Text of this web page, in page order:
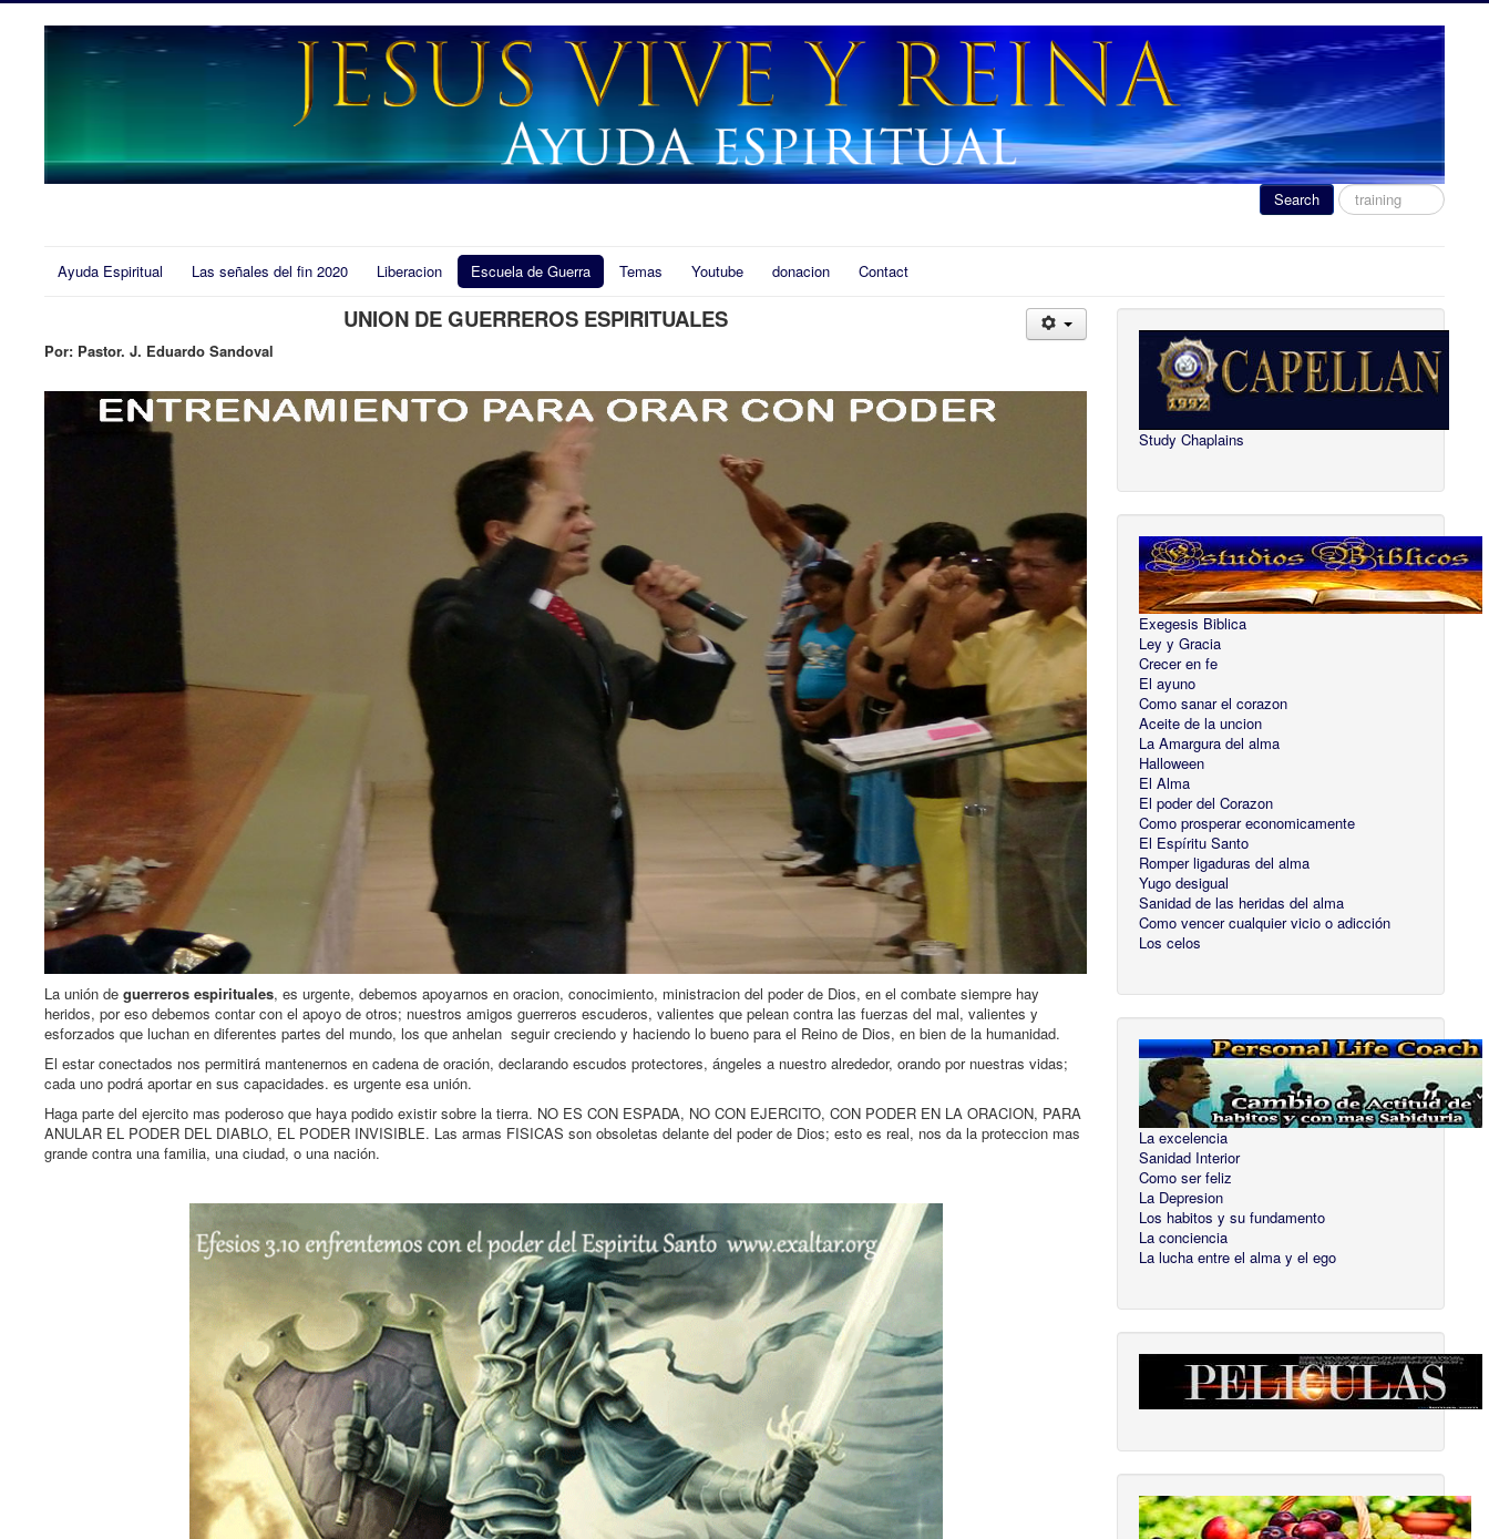
Search
Search
...
Ayuda Espiritual Las señales del fin 2020 Liberacion Escuela de Guerra Temas Youtube donacion Contact
UNION DE GUERREROS ESPIRITUALES
Por: Pastor. J. Eduardo Sandoval
La unión de guerreros espirituales, es urgente, debemos apoyarnos en oracion, conocimiento, ministracion del poder de Dios, en el combate siempre hay
heridos, por eso debemos contar con el apoyo de otros; nuestros amigos guerreros escuderos, valientes que pelean contra las fuerzas del mal, valientes y
esforzados que luchan en diferentes partes del mundo, los que anhelan seguir creciendo y haciendo lo bueno para el Reino de Dios, en bien de la humanidad.
El estar conectados nos permitirá mantenernos en cadena de oración, declarando escudos protectores, ángeles a nuestro alrededor, orando por nuestras vidas;
cada uno podrá aportar en sus capacidades. es urgente esa unión.
Haga parte del ejercito mas poderoso que haya podido existir sobre la tierra. NO ES CON ESPADA, NO CON EJERCITO, CON PODER EN LA ORACION, PARA
ANULAR EL PODER DEL DIABLO, EL PODER INVISIBLE. Las armas FISICAS son obsoletas delante del poder de Dios; esto es real, nos da la proteccion mas
grande contra una familia, una ciudad, o una nación.
Study Chaplains
Exegesis Biblica
Ley y Gracia
Crecer en fe
El ayuno
Como sanar el corazon
Aceite de la uncion
La Amargura del alma
Halloween
El Alma
El poder del Corazon
Como prosperar economicamente
El Espíritu Santo
Romper ligaduras del alma
Yugo desigual
Sanidad de las heridas del alma
Como vencer cualquier vicio o adicción
Los celos
La excelencia
Sanidad Interior
Como ser feliz
La Depresion
Los habitos y su fundamento
La conciencia
La lucha entre el alma y el ego